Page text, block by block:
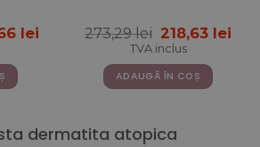
lei.
leiPrețul
275,66 lei.
273,29lei Prețul
inițial
a
fost:
273,29 lei.
218,63 lei
TVA inclus
ADAUGĂ ÎN COȘ
dermatita atopica